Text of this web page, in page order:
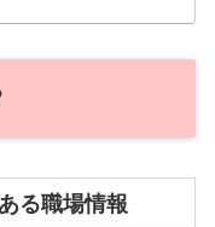
る職場情報